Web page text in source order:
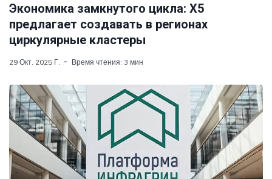
Экономика замкнутого цикла: Х5
предлагает создавать в регионах
циркулярные кластеры
29 Окт. 2025 Г. Время чтения: 3 мин